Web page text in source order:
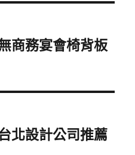
商務宴會椅背板
北設計公司推薦